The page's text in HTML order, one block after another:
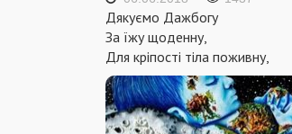
Дякуємо Дажбогу
За їжу щоденну,
Для кріпості тіла поживну,